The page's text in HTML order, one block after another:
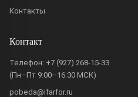
Контакты
Контакт
Телефон: +7 (927) 268-15-33
(Пн–Пт 9:00–16:30 МСК)
pobeda@ifarfor.ru